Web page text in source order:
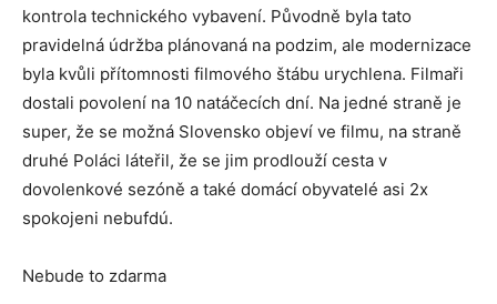
kontrola technického vybavení. Původně byla tato
pravidelná údržba plánovaná na podzim, ale modernizace
byla kvůli přítomnosti filmového štábu urychlena. Filmaři
dostali povolení na 10 natáčecích dní. Na jedné straně je
super, že se možná Slovensko objeví ve filmu, na straně
druhé Poláci láteřil, že se jim prodlouží cesta v
dovolenkové sezóně a také domácí obyvatelé asi 2x
spokojeni nebufdú.
Nebude to zdarma